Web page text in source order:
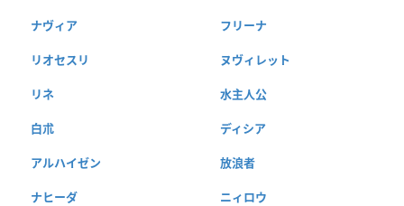
ナヴィア フリーナ
リオセスリ ヌヴィレット
リネ 水主人公
白朮 ディシア
アルハイゼン 放浪者
ナヒーダ ニィロウ